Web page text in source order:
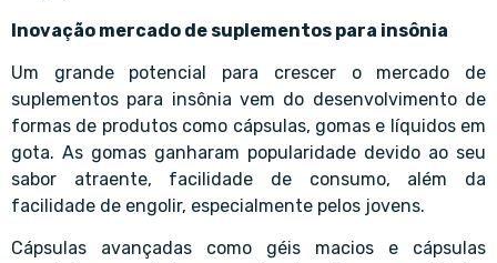
Inovação mercado de suplementos para insônia
Um grande potencial para crescer o mercado de
suplementos para insônia vem do desenvolvimento de
formas de produtos como cápsulas, gomas e líquidos em
gota. As gomas ganharam popularidade devido ao seu
sabor atraente, facilidade de consumo, além da
facilidade de engolir, especialmente pelos jovens.
Cápsulas avançadas como géis macios e cápsulas